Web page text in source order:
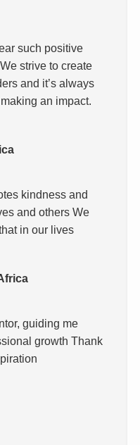
such positive
strive to create
and it’s always
an impact.
kindness and
and others We
in our lives
guiding me
growth Thank